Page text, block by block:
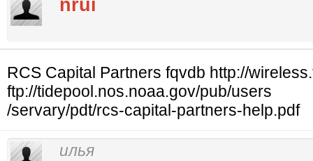
nrui
RCS Capital Partners fqvdb http://
ftp://tidepool.nos.noaa.gov/pub/users
/servary/pdt/rcs-capital-partners-help.pdf
илья